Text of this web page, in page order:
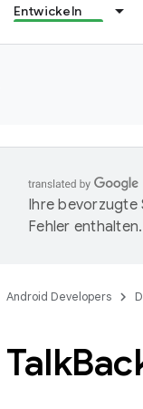
Entwickeln
Ihre bevorzugte
Fehler enthalten.
Android Developers
Talk